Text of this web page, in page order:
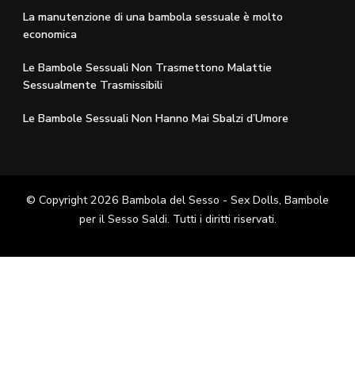
La manutenzione di una bambola sessuale è molto
economica
Le Bambole Sessuali Non Trasmettono Malattie
Sessualmente Trasmissibili
Le Bambole Sessuali Non Hanno Mai Sbalzi d’Umore
© Copyright 2026 Bambola del Sesso - Sex Dolls​, Bambole
per il Sesso Saldi. Tutti i diritti riservati.